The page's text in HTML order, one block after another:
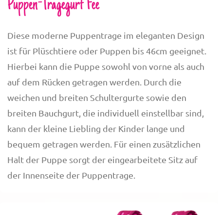
Puppen-Tragegurt Fee
Diese moderne Puppentrage im eleganten Design
ist für Plüschtiere oder Puppen bis 46cm geeignet.
Hierbei kann die Puppe sowohl von vorne als auch
auf dem Rücken getragen werden. Durch die
weichen und breiten Schultergurte sowie den
breiten Bauchgurt, die individuell einstellbar sind,
kann der kleine Liebling der Kinder lange und
bequem getragen werden. Für einen zusätzlichen
Halt der Puppe sorgt der eingearbeitete Sitz auf
der Innenseite der Puppentrage.